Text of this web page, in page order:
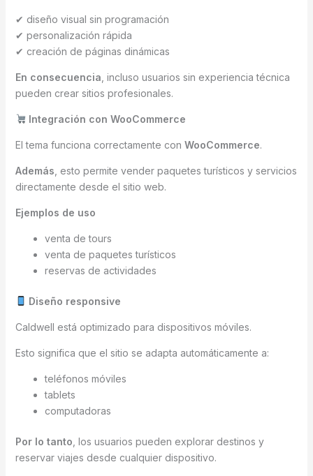
✔ diseño visual sin programación
✔ personalización rápida
✔ creación de páginas dinámicas
En consecuencia , incluso usuarios sin experiencia técnica
pueden crear sitios profesionales.
Integración con WooCommerce
El tema funciona correctamente con WooCommerce.
Además , esto permite vender paquetes turísticos y servicios
directamente desde el sitio web.
Ejemplos de uso
venta de tours
venta de paquetes turísticos
reservas de actividades
Diseño responsive
Caldwell está optimizado para dispositivos móviles.
Esto significa que el sitio se adapta automáticamente a:
teléfonos móviles
tablets
computadoras
Por lo tanto , los usuarios pueden explorar destinos y
reservar viajes desde cualquier dispositivo.